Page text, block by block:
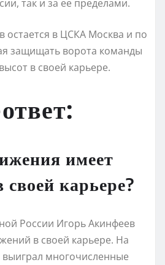
так и за ее пределами.
остается в ЦСКА Москва и по
защищать ворота команды
в своей карьере.
имеет
карьере?
России Игорь Акинфеев
в своей карьере. На
многочисленные